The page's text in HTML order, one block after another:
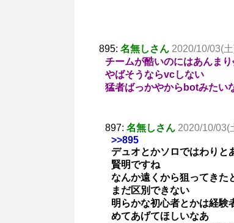
895: 名無しさん 2020/10/03(
チームが酷いのにはあんま
やばそうならvcしない
猛者ばっかやからbotみたい
897: 名無しさん 2020/10/03(
>>895
デュオとかソロではわり
賢明ですね
なんか遠くから狙ってきた
まだ区別できない
明らかな初心者とかは経験
めてあげてほしいなあ